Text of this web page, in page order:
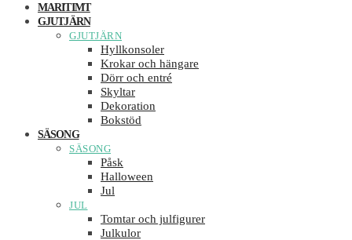
MARITIMT
GJUTJÄRN
GJUTJÄRN
Hyllkonsoler
Krokar och hängare
Dörr och entré
Skyltar
Dekoration
Bokstöd
SÄSONG
SÄSONG
Påsk
Halloween
Jul
JUL
Tomtar och julfigurer
Julkulor